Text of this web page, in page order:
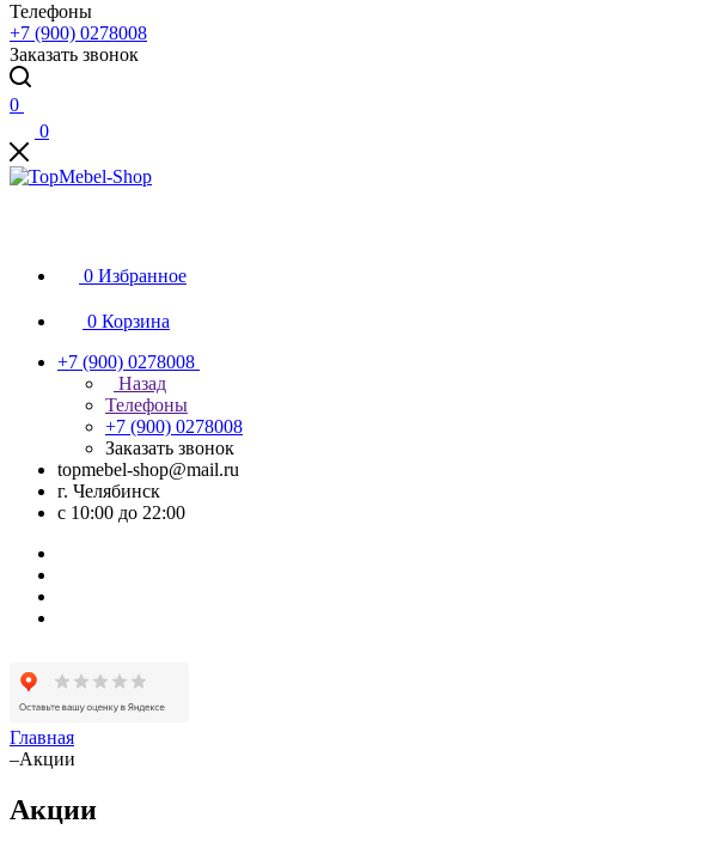
Телефоны
+7 (900) 0278008
Заказать звонок
0
0
0 Избранное
0 Корзина
+7 (900) 0278008
Назад
Телефоны
+7 (900) 0278008
Заказать звонок
topmebel-shop@mail.ru
г. Челябинск
с 10:00 до 22:00
Главная
–Акции
Акции